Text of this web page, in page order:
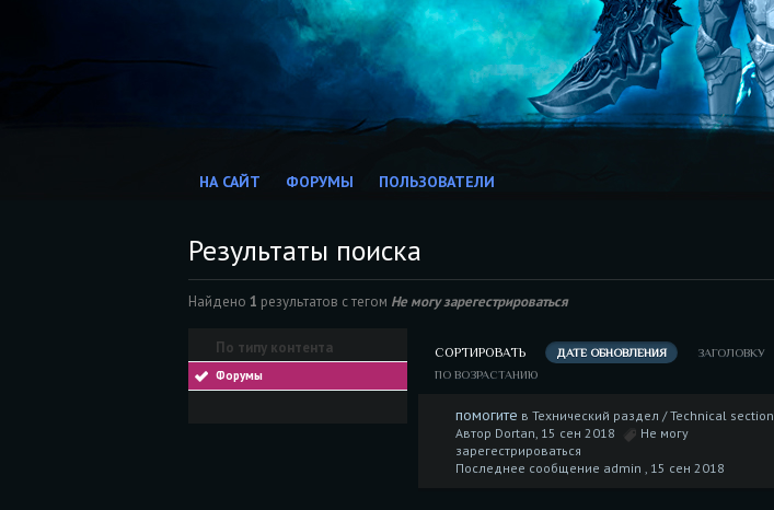
НА САЙТ ФОРУМЫ ПОЛЬЗОВАТЕЛИ
Результаты поиска
Найдено 1 результатов с тегом Не могу зарегестрироваться
По типу контента
Форумы
СОРТИРОВАТЬ ДАТЕ ОБНОВЛЕНИЯ ЗАГОЛОВКУ
ПО ВОЗРАСТАНИЮ
помогите в Технический раздел / Technical section
Автор Dortan, 15 сен 2018
Не могу
зарегестрироваться
Последнее сообщение admin , 15 сен 2018